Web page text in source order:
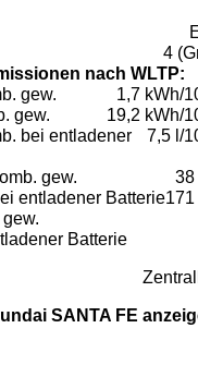
4
nach WLTP:
gew.
1,7 kWh/
gew.
19,2 kWh/
bei entladener
7,5 l/
gew.
38
entladener Batterie
Batterie
SANTA FE